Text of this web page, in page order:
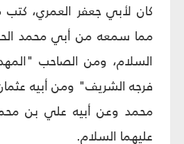
كان لأبي جعفر العمري،
مما سمعه من أبي محمد
السلام، ومن الصاحب
فرجه الشريف" ومن أبيه
محمد وعن أبيه علي بن
عليهما السلام.